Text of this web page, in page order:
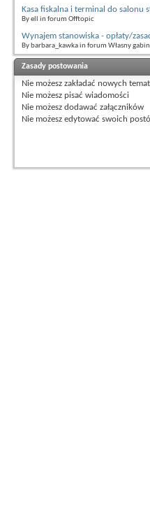
Kasa fiskalna i terminal do salonu
By ell in forum Offtopic
Wynajem stanowiska - opłaty/
By barbara_kawka in forum Własny
Zasady postowania
Nie możesz zakładać nowych
Nie możesz pisać wiadomości
Nie możesz dodawać załączników
Nie możesz edytować swoich